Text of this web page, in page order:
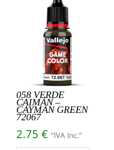
058 VERDE
CAIMÁN –
CAYMAN GREEN
72067
2.75 € "IVA Inc."